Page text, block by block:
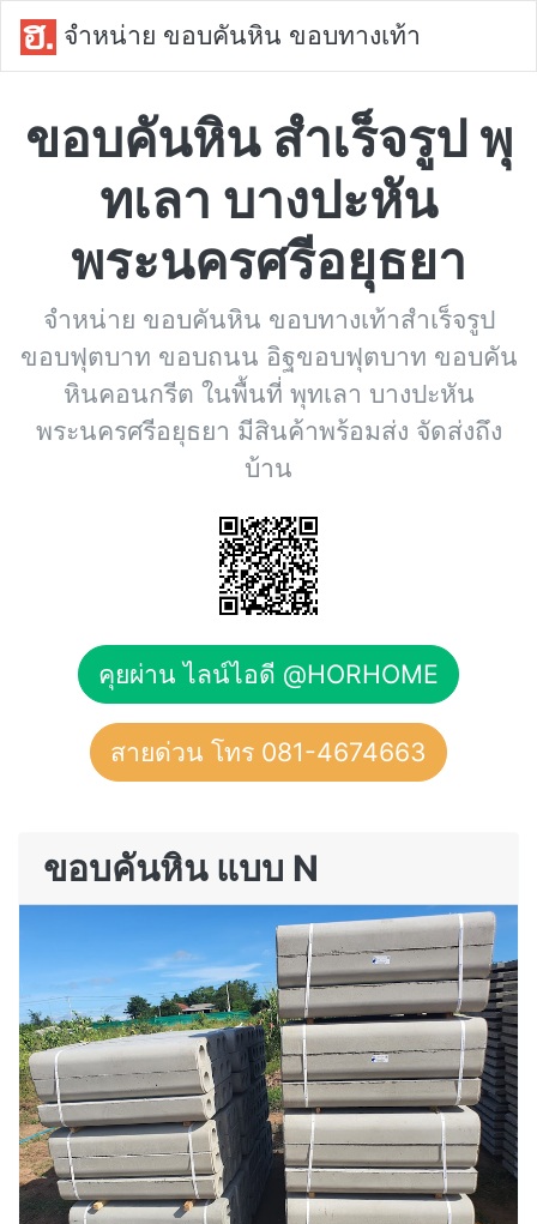
จำหน่าย ขอบคันหิน ขอบทางเท้า
ขอบคันหิน สำเร็จรูป พุ
ทเลา บางปะหัน
พระนครศรีอยุธยา
จำหน่าย ขอบคันหิน ขอบทางเท้าสำเร็จรูป
ขอบฟุตบาท ขอบถนน อิฐขอบฟุตบาท ขอบคัน
หินคอนกรีต ในพื้นที่ พุทเลา บางปะหัน
พระนครศรีอยุธยา มีสินค้าพร้อมส่ง จัดส่งถึง
บ้าน
คุยผ่าน ไลน์ไอดี @HORHOME
สายด่วน โทร 081-4674663
ขอบคันหิน แบบ N